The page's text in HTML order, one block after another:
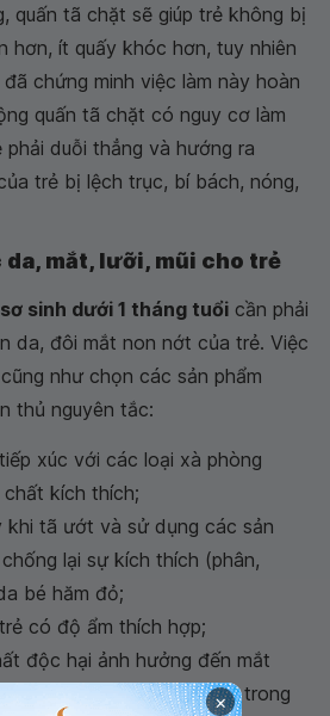
quấn tã chặt sẽ giúp trẻ không bị
hơn, ít quấy khóc hơn, tuy nhiên
chứng minh việc làm này hoàn
quấn tã chặt có nguy cơ làm
duỗi thẳng và hướng ra
trẻ bị lệch trục, bí bách, nóng,
da, mắt, lưỡi, mũi cho trẻ
sinh dưới 1 tháng tuổi cần phải
da, đôi mắt non nớt của trẻ. Việc
như chọn các sản phẩm
thủ nguyên tắc:
xúc với các loại xà phòng
kích thích;
khi tã ướt và sử dụng các sản
lại sự kích thích (phân,
bé hăm đỏ;
có độ ẩm thích hợp;
độc hại ảnh hưởng đến mắt
nước mắt và ghèn nhiều trong
×